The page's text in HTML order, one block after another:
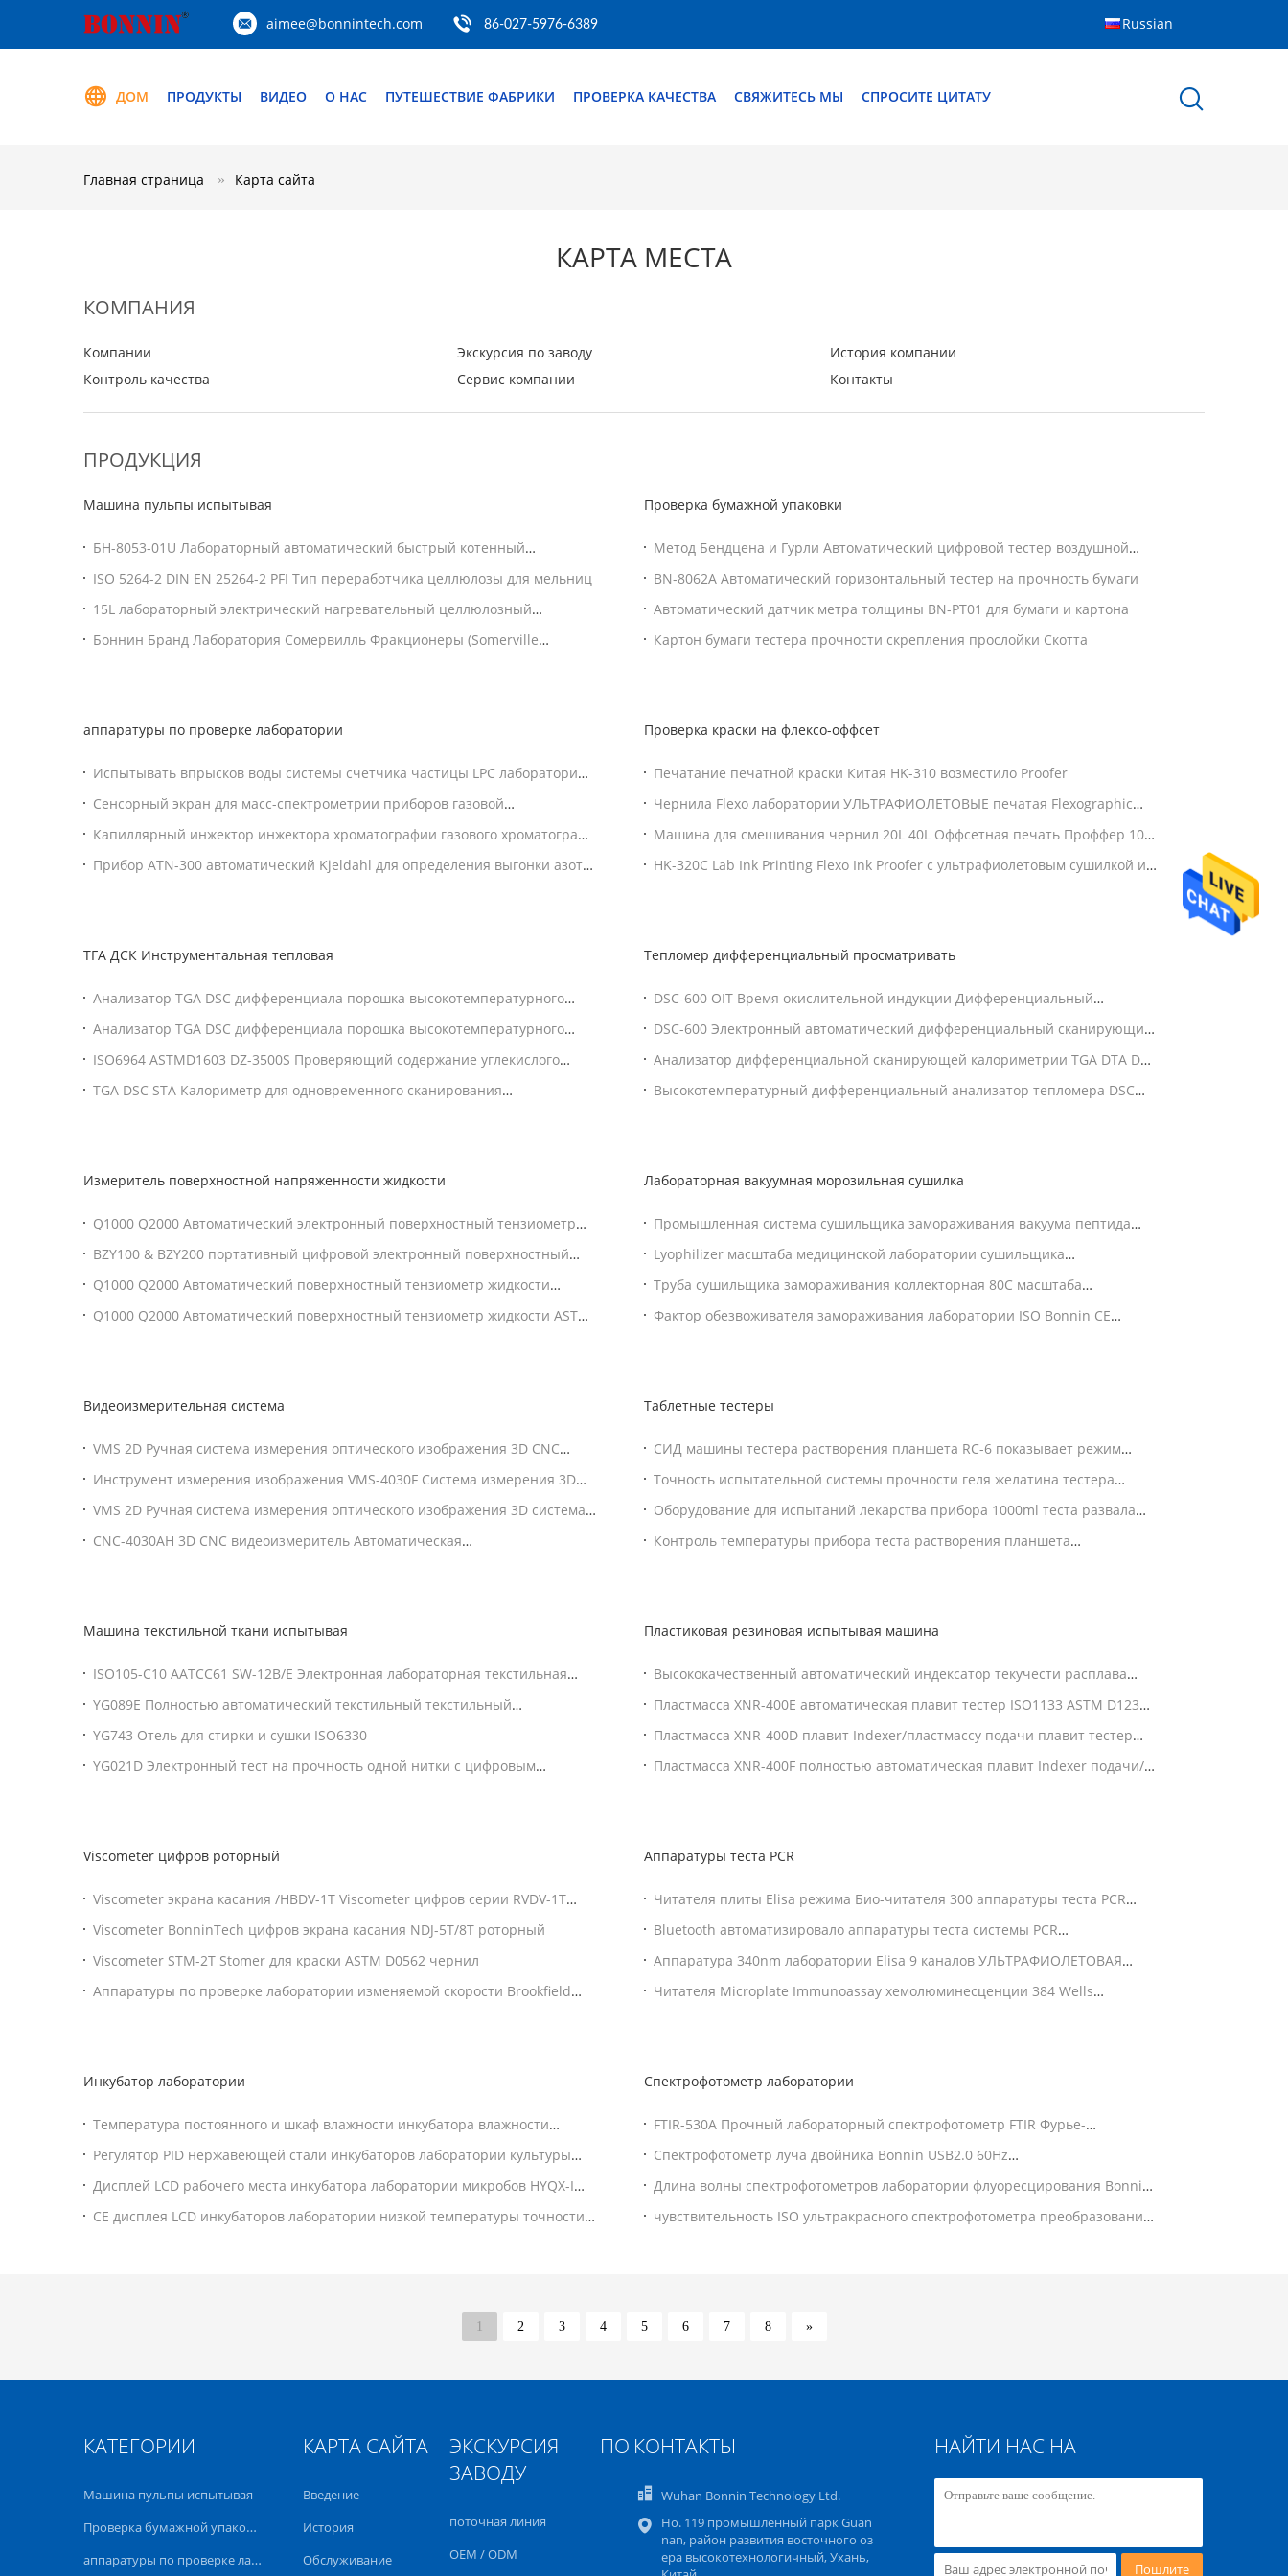
aimee@bonnintech.com 86-027-5976-6389 Russian
ДОМ ПРОДУКТЫ ВИДЕО О НАС ПУТЕШЕСТВИЕ ФАБРИКИ ПРОВЕРКА КАЧЕСТВА СВЯЖИТЕСЬ МЫ СПРОСИТЕ ЦИТАТУ
Главная страница Карта сайта
КАРТА МЕСТА
КОМПАНИЯ
Компании Экскурсия по заводу
История компании
Контроль качества
Сервис компании Контакты
ПРОДУКЦИЯ
Машина пульпы испытывая
БН-8053-01U Лабораторный автоматический быстрый котенный
ISO 5264-2 DIN EN 25264-2 PFI Тип переработчика целлюлозы для мельниц
15L лабораторный электрический нагревательный целлюлозный
перевариватель (крутящийся целлюлозный перевариватель)
Боннин Бранд Лаборатория Сомервилль Фракционеры (Somerville
Проверка бумажной упаковки
Метод Бендцена и Гурли Автоматический цифровой тестер воздушной
BN-8062A Автоматический горизонтальный тестер на прочность бумаги
Автоматический датчик метра толщины BN-PT01 для бумаги и картона
Картон бумаги тестера прочности скрепления прослойки Скотта
аппаратуры по проверке лаборатории
Испытывать впрысков воды системы счетчика частицы LPC лаборатории
CFR-11 УПРАВЛЕНИЯ ПО САНИТАРНОМУ НАДЗОРУ ЗА КАЧЕСТВОМ
ПИЩЕВЫХ ПРОДУКТОВ И МЕДИКАМЕНТОВ 21 жидкостный
Сенсорный экран для масс-спектрометрии приборов газовой
хроматографии GC лаборатории PID ECD
Капиллярный инжектор инжектора хроматографии газового хроматографа
ГК компьютерного управления упакованный машиной
Прибор ATN-300 автоматический Kjeldahl для определения выгонки азота
Проверка краски на флексо-оффсет
Печатание печатной краски Китая HK-310 возместило Proofer
Чернила Flexo лаборатории УЛЬТРАФИОЛЕТОВЫЕ печатая Flexographic
Машина для смешивания чернил 20L 40L Оффсетная печать Проффер 10L
Лабораторная машина для смешивания чернил
HK-320C Lab Ink Printing Flexo Ink Proofer с ультрафиолетовым сушилкой и
ТГА ДСК Инструментальная тепловая
Анализатор TGA DSC дифференциала порошка высокотемпературного
металла одновременный термальный
Анализатор TGA DSC дифференциала порошка высокотемпературного
ISO6964 ASTMD1603 DZ-3500S Проверяющий содержание углекислого
TGA DSC STA Калориметр для одновременного сканирования
Тепломер дифференциальный просматривать
DSC-600 OIT Время окислительной индукции Дифференциальный
сканирующий калориметр 220В Лабораторное оборудование для
пластмассовых испытаний Сплав стекла
DSC-600 Электронный автоматический дифференциальный сканирующий
калориметр 550C Лабораторный DSC 1 год Металлический пластмассовый
расплав для испытания оборудования
Анализатор дифференциальной сканирующей калориметрии TGA DTA DSC
Высокотемпературный дифференциальный анализатор тепломера DSC
Измеритель поверхностной напряженности жидкости
Q1000 Q2000 Автоматический электронный поверхностный тензиометр
жидкости ASTM D971 D1331 D1417 Соответствующий ISO 1409
поверхностный тензиометр
BZY100 & BZY200 портативный цифровой электронный поверхностный
напряжённый счетчик интерфейсный напряжённый счетчик
испытательное оборудование
Q1000 Q2000 Автоматический поверхностный тензиометр жидкости
Поверхностный тензиометр Интерфейсный тензиометр для испытаний
Q1000 Q2000 Автоматический поверхностный тензиометр жидкости ASTM
Лабораторная вакуумная морозильная сушилка
Промышленная система сушильщика замораживания вакуума пептида
многофункциональная автоматическая нагружая разгружая
Lyophilizer масштаба медицинской лаборатории сушильщика
замораживания лаборатории вакуума LGJ-200F фармацевтический
Труба сушильщика замораживания коллекторная 80C масштаба
лаборатории LGJ-18T AC220V Multi коллекторная
Фактор обезвоживателя замораживания лаборатории ISO Bonnin CE
Видеоизмерительная система
VMS 2D Ручная система измерения оптического изображения 3D CNC
видеоизмерительный прибор
Инструмент измерения изображения VMS-4030F Система измерения 3D
VMS 2D Ручная система измерения оптического изображения 3D система
CNC-4030AH 3D CNC видеоизмеритель Автоматическая
Таблетные тестеры
СИД машины тестера растворения планшета RC-6 показывает режим
автоматического управления MPU
Точность испытательной системы прочности геля желатина тестера
прочности студня JS-2 высокая
Оборудование для испытаний лекарства прибора 1000ml теста развала
Контроль температуры прибора теста растворения планшета
Машина текстильной ткани испытывая
ISO105-C10 AATCC61 SW-12B/E Электронная лабораторная текстильная
ткань Тестер цветной стойкости к стирке
YG089E Полностью автоматический текстильный текстильный
YG743 Отель для стирки и сушки ISO6330
YG021D Электронный тест на прочность одной нитки с цифровым
Пластиковая резиновая испытывая машина
Высококачественный автоматический индексатор текучести расплава
Пластмасса XNR-400E автоматическая плавит тестер ISO1133 ASTM D1238
Пластмасса XNR-400D плавит Indexer/пластмассу подачи плавит тестер
Пластмасса XNR-400F полностью автоматическая плавит Indexer подачи/
Viscometer цифров роторный
Viscometer экрана касания /HBDV-1T Viscometer цифров серии RVDV-1T
HVDV-2T роторный вращательный
Viscometer BonninTech цифров экрана касания NDJ-5T/8T роторный
Viscometer STM-2T Stomer для краски ASTM D0562 чернил
Аппаратуры по проверке лаборатории изменяемой скорости Brookfield
Аппаратуры теста PCR
Читателя плиты Elisa режима Био-читателя 300 аппаратуры теста PCR
двойного Monochrome УЛЬТРАФИОЛЕТОВЫЕ видимые
Bluetooth автоматизировало аппаратуры теста системы PCR
распределителя пипетки
Аппаратура 340nm лаборатории Elisa 9 каналов УЛЬТРАФИОЛЕТОВАЯ
видимая к аппаратурам теста PCR 750nm
Читателя Microplate Immunoassay хемолюминесценции 384 Wells
Инкубатор лаборатории
Температура постоянного и шкаф влажности инкубатора влажности
Регулятор PID нержавеющей стали инкубаторов лаборатории культуры
клетки освещения СО2
Дисплей LCD рабочего места инкубатора лаборатории микробов HYQX-I
CE дисплея LCD инкубаторов лаборатории низкой температуры точности
Спектрофотометр лаборатории
FTIR-530A Прочный лабораторный спектрофотометр FTIR Фурье-
трансформационный инфракрасный спектрофотометр OEM
Спектрофотометр луча двойника Bonnin USB2.0 60Hz
УЛЬТРАФИОЛЕТОВЫЙ в медицинской лаборатории
Длина волны спектрофотометров лаборатории флуоресцирования Bonnin
чувствительность ISO ультракрасного спектрофотометра преобразования
1 2 3 4 5 6 7 8 »
КАТЕГОРИИ
Машина пульпы испытывая
Проверка бумажной упаковки
аппаратуры по проверке лаборатории
КАРТА САЙТА
Введение
История
Обслуживание
ЭКСКУРСИЯ ПО
ЗАВОДУ
поточная линия
OEM / ODM
КОНТАКТЫ
Wuhan Bonnin Technology Ltd.
Но. 119 промышленный парк Guan
nan, район развития восточного оз
ера высокотехнологичный, Ухань,
НАЙТИ НАС НА
Пошлите